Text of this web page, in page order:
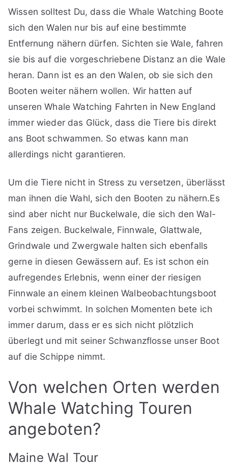
Wissen solltest Du, dass die Whale Watching Boote
sich den Walen nur bis auf eine bestimmte
Entfernung nähern dürfen. Sichten sie Wale, fahren
sie bis auf die vorgeschriebene Distanz an die Wale
heran. Dann ist es an den Walen, ob sie sich den
Booten weiter nähern wollen. Wir hatten auf
unseren Whale Watching Fahrten in New England
immer wieder das Glück, dass die Tiere bis direkt
ans Boot schwammen. So etwas kann man
allerdings nicht garantieren.
Um die Tiere nicht in Stress zu versetzen, überlässt
man ihnen die Wahl, sich den Booten zu nähern.Es
sind aber nicht nur Buckelwale, die sich den Wal-
Fans zeigen. Buckelwale, Finnwale, Glattwale,
Grindwale und Zwergwale halten sich ebenfalls
gerne in diesen Gewässern auf. Es ist schon ein
aufregendes Erlebnis, wenn einer der riesigen
Finnwale an einem kleinen Walbeobachtungsboot
vorbei schwimmt. In solchen Momenten bete ich
immer darum, dass er es sich nicht plötzlich
überlegt und mit seiner Schwanzflosse unser Boot
auf die Schippe nimmt.
Von welchen Orten werden
Whale Watching Touren
angeboten?
Maine Wal Tour